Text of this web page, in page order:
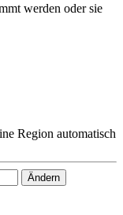
werden oder sie
Region automatisch
Ändern